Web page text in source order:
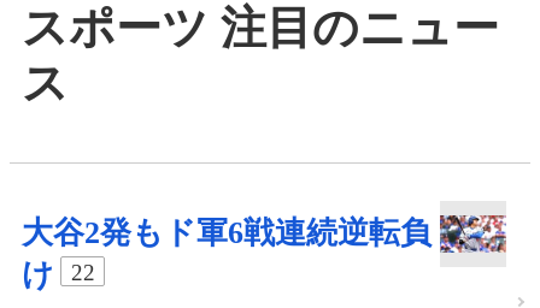
スポーツ 注目のニュー
ス
大谷2発もド軍6戦連続逆転負
け
22